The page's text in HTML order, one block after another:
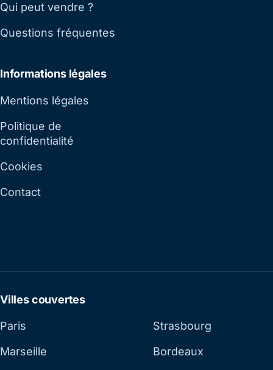
Qui peut vendre ?
Questions fréquentes
Informations légales
Mentions légales
Politique de
confidentialité
Cookies
Contact
Villes couvertes
Paris
Marseille
Strasbourg
Bordeaux